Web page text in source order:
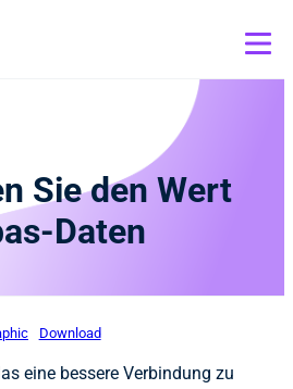
Sie den Wert
Daten
Download
eine bessere Verbindung zu